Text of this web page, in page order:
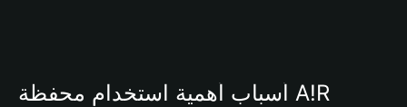
أسباب أهمية استخدام محفظة A!R